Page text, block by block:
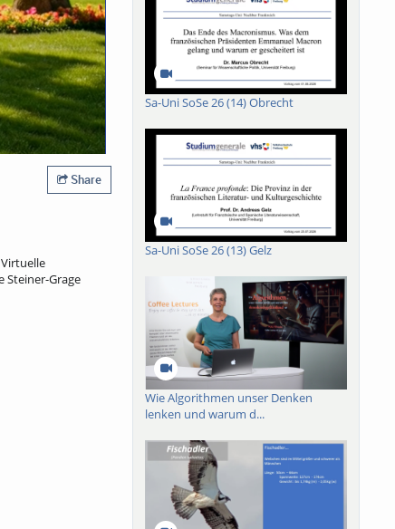
Share
Grage
Sa-Uni SoSe 26 (14) Obrecht
Sa-Uni SoSe 26 (13) Gelz
Wie Algorithmen unser Denken
lenken und warum d...